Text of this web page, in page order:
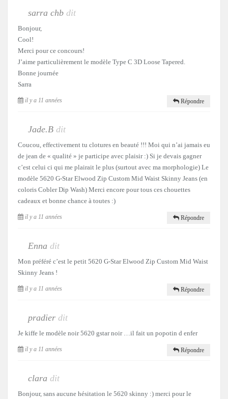
sarra chb dit
Bonjour,
Cool!
Merci pour ce concours!
J’aime particulièrement le modèle Type C 3D Loose Tapered.
Bonne journée
Sarra
il y a 11 années Répondre
Jade.B dit
Coucou, effectivement tu clotures en beauté !!! Moi qui n’ai jamais eu
de jean de « qualité » je participe avec plaisir :) Si je devais gagner
c’est celui ci qui me plairait le plus (surtout avec ma morphologie) Le
modèle 5620 G-Star Elwood Zip Custom Mid Waist Skinny Jeans (en
coloris Cobler Dip Wash) Merci encore pour tous ces chouettes
cadeaux et bonne chance à toutes :)
il y a 11 années Répondre
Enna dit
Mon préféré c’est le petit 5620 G-Star Elwood Zip Custom Mid Waist
Skinny Jeans !
il y a 11 années Répondre
pradier dit
Je kiffe le modèle noir 5620 gstar noir …il fait un popotin d enfer
il y a 11 années Répondre
clara dit
Bonjour, sans aucune hésitation le 5620 skinny :) merci pour le